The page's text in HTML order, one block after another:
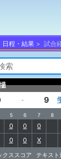
日程・結果 試合
- 9
5 6 7 8
0 0 0
0 0 X
クススコア テキスト